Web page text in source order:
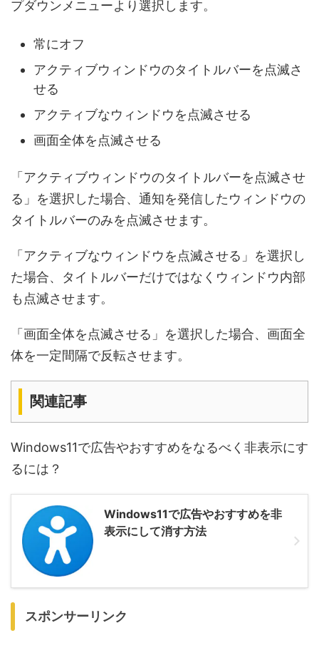
プダウンメニューより選択します。
常にオフ
アクティブウィンドウのタイトルバーを点滅さ
せる
アクティブなウィンドウを点滅させる
画面全体を点滅させる
「アクティブウィンドウのタイトルバーを点滅させ
る」を選択した場合、通知を発信したウィンドウの
タイトルバーのみを点滅させます。
「アクティブなウィンドウを点滅させる」を選択し
た場合、タイトルバーだけではなくウィンドウ内部
も点滅させます。
「画面全体を点滅させる」を選択した場合、画面全
体を一定間隔で反転させます。
関連記事
Windows11で広告やおすすめをなるべく非表示にす
るには？
Windows11で広告やおすすめを非
表示にして消す方法
スポンサーリンク